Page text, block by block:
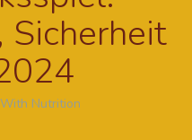
Sicherheit
Nutrition